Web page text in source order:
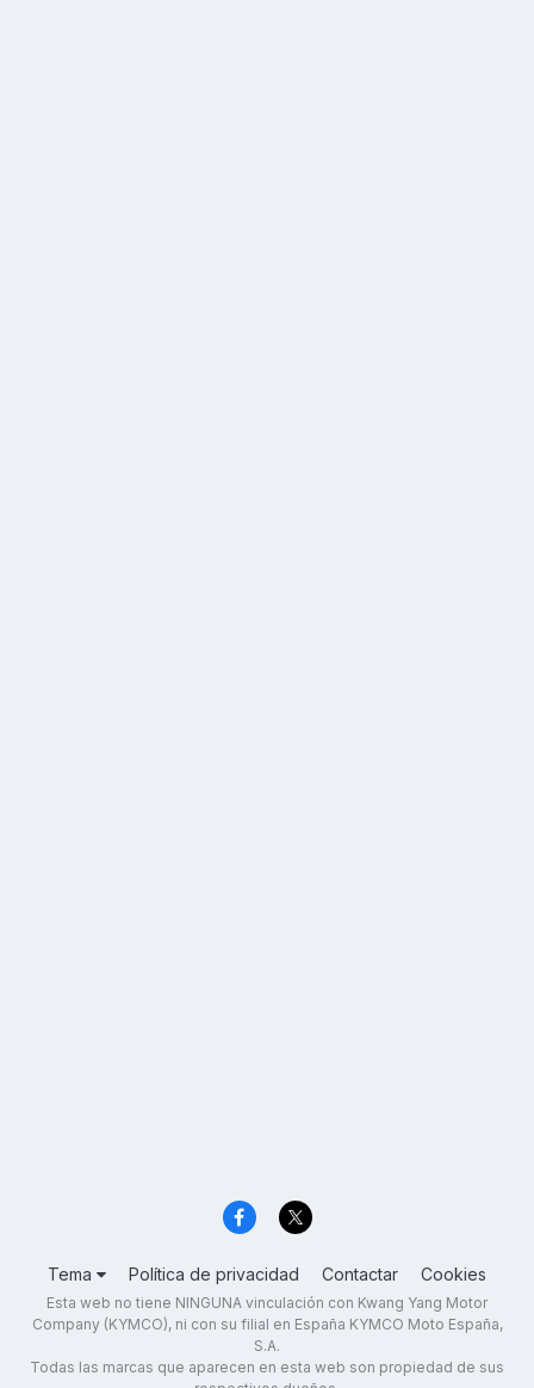
Tema Política de privacidad Contactar Cookies
Esta web no tiene NINGUNA vinculación con Kwang Yang Motor
Company (KYMCO), ni con su filial en España KYMCO Moto España,
S.A.
Todas las marcas que aparecen en esta web son propiedad de sus